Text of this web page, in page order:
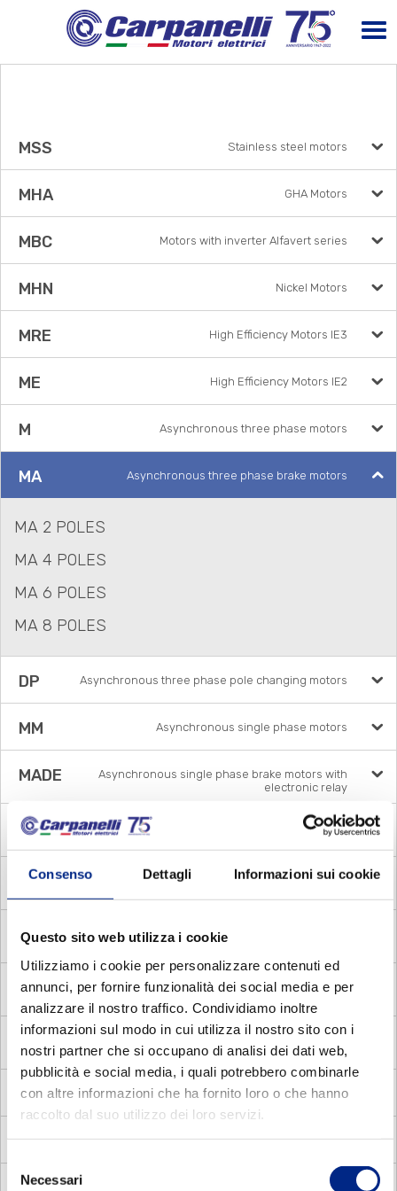
Consenso Dettagli Informazioni sui cookie
Questo sito web utilizza i cookie
Utilizziamo i cookie per personalizzare contenuti ed
annunci, per fornire funzionalità dei social media e per
analizzare il nostro traffico. Condividiamo inoltre
informazioni sul modo in cui utilizza il nostro sito con i
nostri partner che si occupano di analisi dei dati web,
pubblicità e social media, i quali potrebbero combinarle
con altre informazioni che ha fornito loro o che hanno
raccolto dal suo utilizzo dei loro servizi.
Selezione
delNecessari
MSS Stainless steel motors
MHA GHA Motors
MBC Motors with inverter Alfavert series
MHN Nickel Motors
MRE High Efficiency Motors IE3
ME High Efficiency Motors IE2
M Asynchronous three phase motors
MA Asynchronous three phase brake motors
MA 2 POLES
MA 4 POLES
MA 6 POLES
MA 8 POLES
DP Asynchronous three phase pole changing motors
MM Asynchronous single phase motors
MADE
Asynchronous single phase brake motors with
electronic relay
MADC
Asynchronous single phase brake motors with
centrifugal switch
MADV
Asynchronous single phase brake motors with
MDE
Asynchronous single phase motors with electronic
MDC
Asynchronous single phase motors with centrifugal
MADP
motors
MMA Asynchronous single phase brake motors
MV Flux vector
Compat square vector motors